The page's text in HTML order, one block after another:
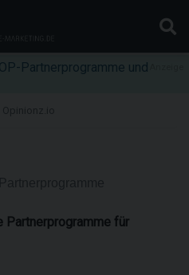
Partnerprogramme und
Partnerprogramme für